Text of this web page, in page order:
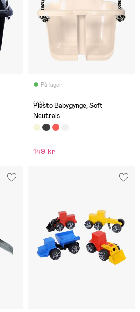
På lager
(33)
Plasto Babygynge, Soft
Neutrals
149 kr